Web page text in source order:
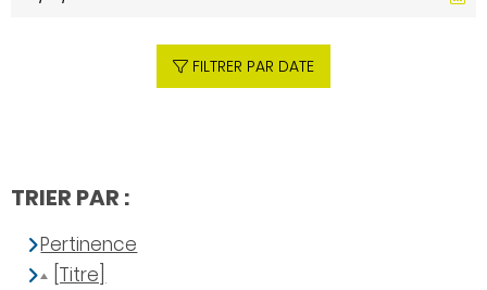
FILTRER PAR DATE
TRIER PAR :
Pertinence
[Titre]